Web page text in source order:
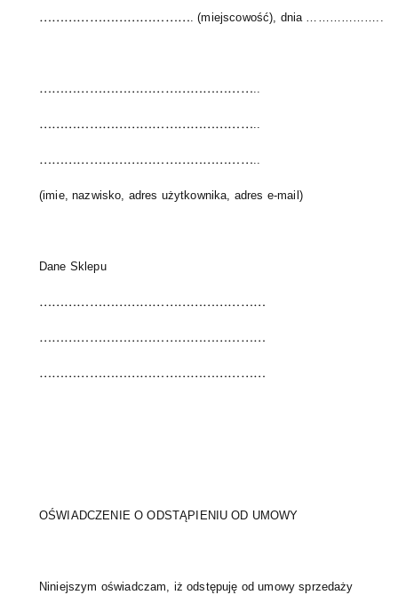
………………………………. (miejscowość), dnia ………………..
……………………………………………..
……………………………………………..
……………………………………………..
(imie, nazwisko, adres użytkownika, adres e-mail)
Dane Sklepu
………………………………………………
………………………………………………
………………………………………………
OŚWIADCZENIE O ODSTĄPIENIU OD UMOWY
Niniejszym oświadczam, iż odstępuję od umowy sprzedaży